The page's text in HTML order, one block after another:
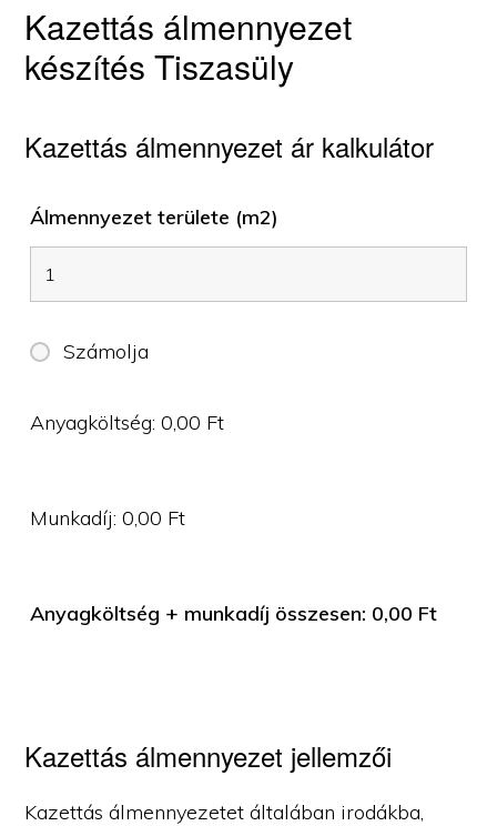
Kazettás álmennyezet
készítés Tiszasüly
Kazettás álmennyezet ár kalkulátor
Álmennyezet területe (m2)
Számolja
Anyagköltség:0,00 Ft
Munkadíj:0,00 Ft
Anyagköltség + munkadíj összesen: 0,00 Ft
Kazettás álmennyezet jellemzői
Kazettás álmennyezetet általában irodákba,